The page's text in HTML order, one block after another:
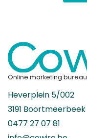
Online marketing bureau
Heverplein 5/002
3191 Boortmeerbeek
0477 27 07 81